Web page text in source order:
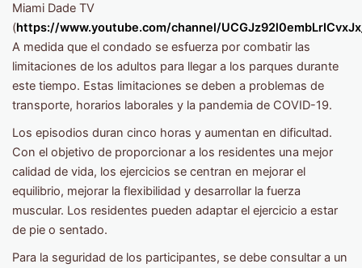
Miami Dade TV
(https://www.youtube.com/channel/
A medida que el condado se esfuerza por combatir las
limitaciones de los adultos para llegar a los parques durante
este tiempo. Estas limitaciones se deben a problemas de
transporte, horarios laborales y la pandemia de COVID-19.
Los episodios duran cinco horas y aumentan en dificultad.
Con el objetivo de proporcionar a los residentes una mejor
calidad de vida, los ejercicios se centran en mejorar el
equilibrio, mejorar la flexibilidad y desarrollar la fuerza
muscular. Los residentes pueden adaptar el ejercicio a estar
de pie o sentado.
Para la seguridad de los participantes, se debe consultar a un